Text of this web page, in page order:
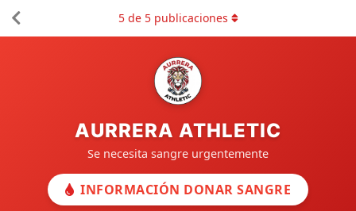
AURRERA ATHLETIC
Se necesita sangre urgentemente
INFORMACIÓN DONAR SANGRE
5de 5publicaciones